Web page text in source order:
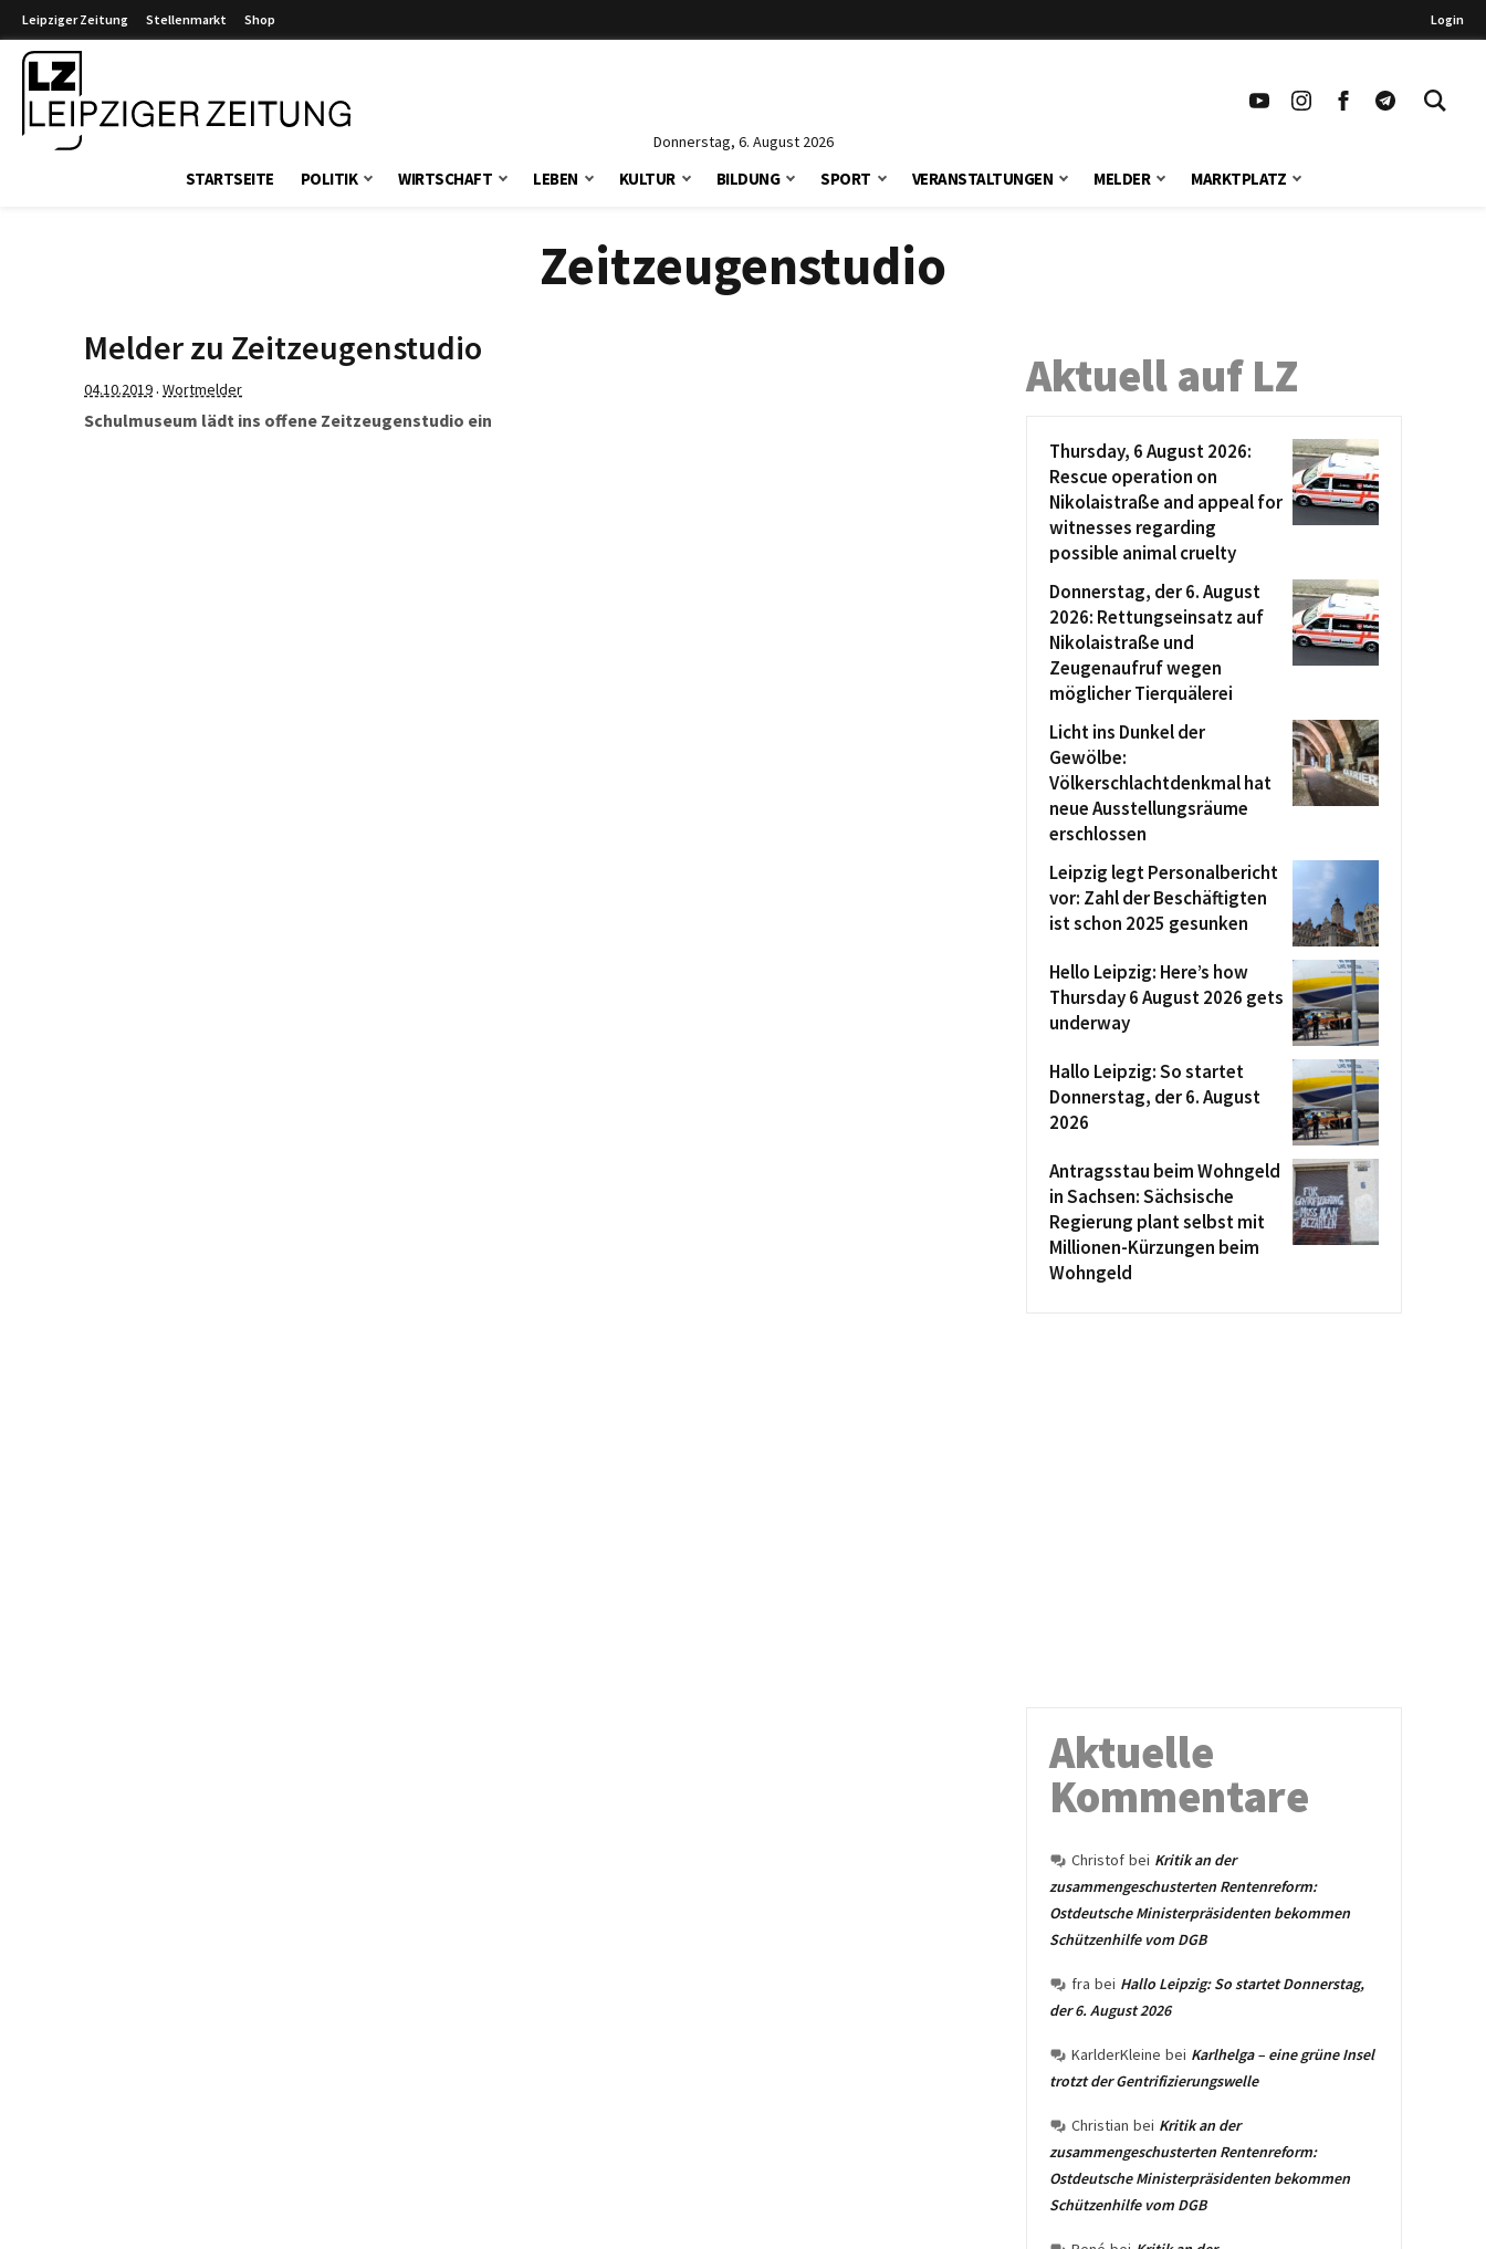
Leipziger Zeitung Stellenmarkt Shop Login
Donnerstag, 6. August 2026
STARTSEITE POLITIK WIRTSCHAFT LEBEN KULTUR BILDUNG SPORT VERANSTALTUNGEN MELDER MARKTPLATZ
Zeitzeugenstudio
Melder zu Zeitzeugenstudio
04.10.2019· Wortmelder
Schulmuseum lädt ins offene Zeitzeugenstudio ein
Aktuell auf LZ
Thursday, 6 August 2026:
Rescue operation on
Nikolaistraße and appeal for
witnesses regarding
possible animal cruelty
Donnerstag, der 6. August
2026: Rettungseinsatz auf
Nikolaistraße und
Zeugenaufruf wegen
möglicher Tierquälerei
Licht ins Dunkel der
Gewölbe:
Völkerschlachtdenkmal hat
neue Ausstellungsräume
erschlossen
Leipzig legt Personalbericht
vor: Zahl der Beschäftigten
ist schon 2025 gesunken
Hello Leipzig: Here’s how
Thursday 6 August 2026 gets
underway
Hallo Leipzig: So startet
Donnerstag, der 6. August
2026
Antragsstau beim Wohngeld
in Sachsen: Sächsische
Regierung plant selbst mit
Millionen-Kürzungen beim
Wohngeld
Aktuelle
Kommentare
Christof bei Kritik an der
zusammengeschusterten Rentenreform:
Ostdeutsche Ministerpräsidenten bekommen
Schützenhilfe vom DGB
fra bei Hallo Leipzig: So startet Donnerstag,
der 6. August 2026
KarlderKleine bei Karlhelga – eine grüne Insel
trotzt der Gentrifizierungswelle
Christian bei Kritik an der
zusammengeschusterten Rentenreform:
Ostdeutsche Ministerpräsidenten bekommen
Schützenhilfe vom DGB